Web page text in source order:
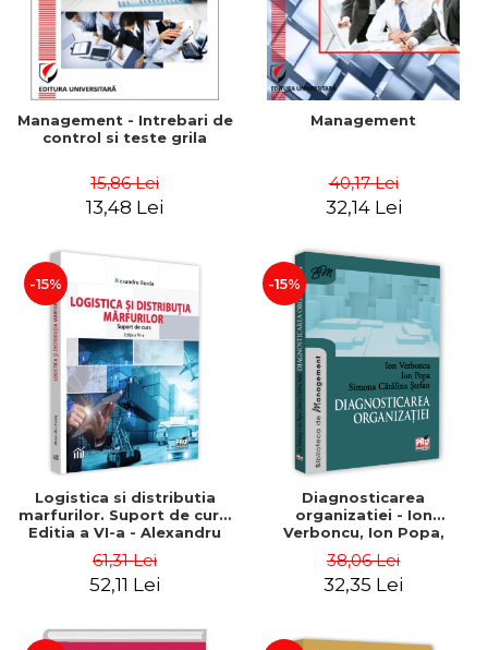
Management - Intrebari de
control si teste grila
15,86 Lei
13,48 Lei
Management
40,17 Lei
32,14 Lei
-15%
Logistica si distributia
marfurilor. Suport de curs.
Editia a VI-a - Alexandru
61,31 Lei
52,11 Lei
-15%
Diagnosticarea
organizatiei - Ion
Verboncu, Ion Popa,
38,06 Lei
32,35 Lei